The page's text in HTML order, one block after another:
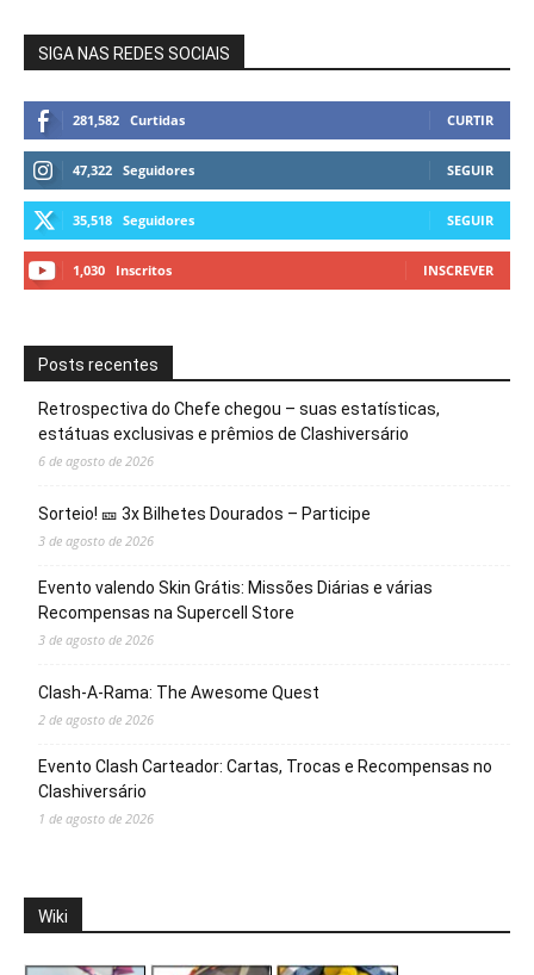
SIGA NAS REDES SOCIAIS
281,582 Curtidas CURTIR
47,322 Seguidores SEGUIR
35,518 Seguidores SEGUIR
1,030 Inscritos INSCREVER
Posts recentes
Retrospectiva do Chefe chegou – suas estatísticas,
estátuas exclusivas e prêmios de Clashiversário
6 de agosto de 2026
Sorteio! 🎫 3x Bilhetes Dourados – Participe
3 de agosto de 2026
Evento valendo Skin Grátis: Missões Diárias e várias
Recompensas na Supercell Store
3 de agosto de 2026
Clash-A-Rama: The Awesome Quest
2 de agosto de 2026
Evento Clash Carteador: Cartas, Trocas e Recompensas no
Clashiversário
1 de agosto de 2026
Wiki